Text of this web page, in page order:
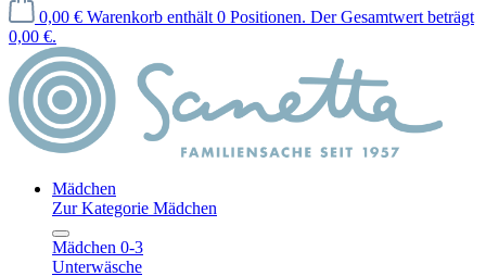
0,00 € Warenkorb enthält 0 Positionen. Der Gesamtwert beträgt
0,00 €.
Mädchen
Zur Kategorie Mädchen
Mädchen 0-3
Unterwäsche